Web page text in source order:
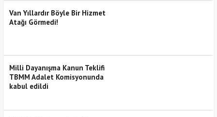
Van Yıllardır Böyle Bir Hizmet
Atağı Görmedi!
Milli Dayanışma Kanun Teklifi
TBMM Adalet Komisyonunda
kabul edildi